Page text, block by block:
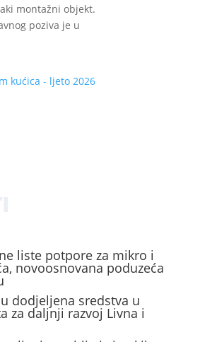
montažni objekt.
poziva je u
kućica - ljeto 2026
liste potpore za mikro i
novoosnovana poduzeća
dodjeljena sredstva u
za daljnji razvoj Livna i